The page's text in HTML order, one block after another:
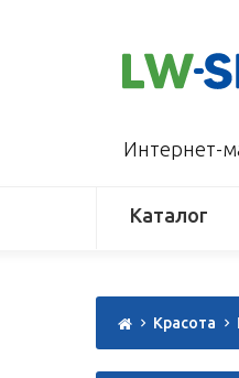
Интернет-
Каталог
Красота